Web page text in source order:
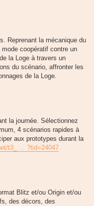
Reprenant la mécanique du
coopératif contre un
la Loge à travers un
du scénario, affronter les
de la Loge.
la journée. Sélectionnez
4 scénarios rapides à
aux prototypes durant la
t3_ ... ?tid=24047
Blitz et/ou Origin et/ou
des décors, des